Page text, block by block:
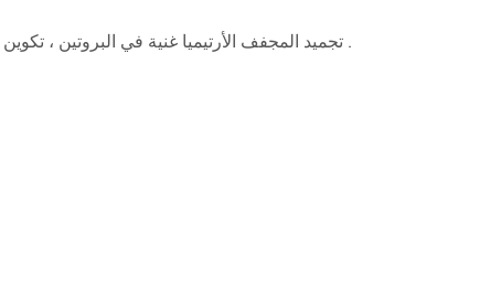
تجميد المجفف الأرتيميا غنية في البروتين ، تكوين الأحماض الأمينية كاملة ، وارتفاع محتوى الدهون الخام ، من بينها محتوى الأحماض الدهنية غير المشبعة أعلى من الأحماض الدهنية المشبعة .